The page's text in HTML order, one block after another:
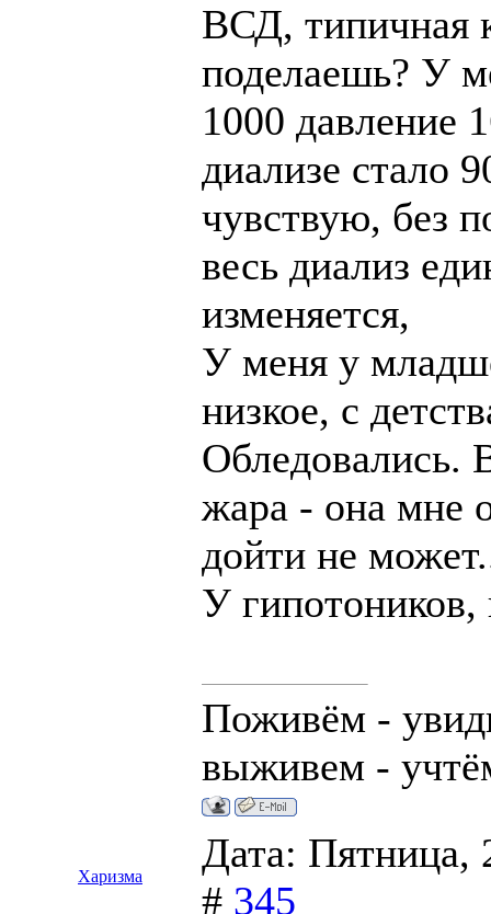
ВСД, типичная
поделаешь? У
1000 давление
диализе стало
чувствую, без
весь диализ
изменяется,
У меня у
низкое, с
Обледовались.
жара - она мне
дойти не
У гипотоников,
Поживём -
выживем -
Харизма
Дата: Пятница,
# 345